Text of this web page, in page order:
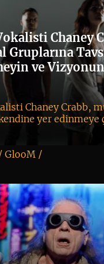
Chaney
Gruplarına
ve
Chaney Crabb,
yer edinmeye
GlooM/